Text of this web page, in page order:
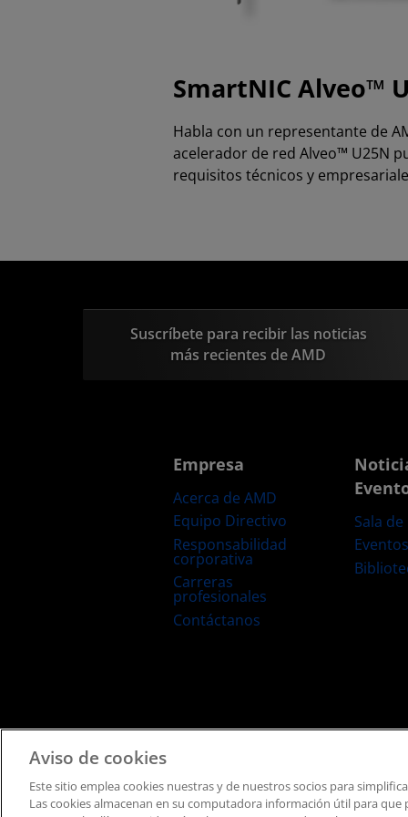
SmartNIC Alveo™
Habla con un representante de
acelerador de red Alveo™ U25N
requisitos técnicos y
Suscríbete para recibir las noticias
más recientes de AMD
Empresa
Acerca de AMD
Equipo Directivo
Responsabilidad
corporativa
Carreras
profesionales
Contáctanos
Sala
Términos y Condiciones
Aviso de cookies
Este sitio emplea cookies nuestras y de nuestros socios para
Las cookies almacenan en su computadora información útil para